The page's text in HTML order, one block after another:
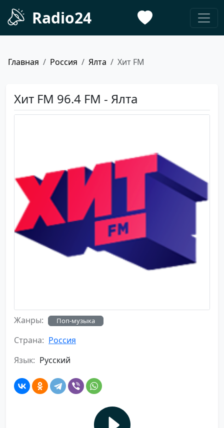
Radio24
Главная Россия Ялта Хит FM
Хит FM 96.4 FM - Ялта
Жанры: Поп-музыка
Страна: Россия
Язык: Русский